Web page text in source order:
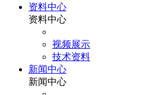
资料中心
资料中心
视频展示
技术资料
新闻中心
新闻中心